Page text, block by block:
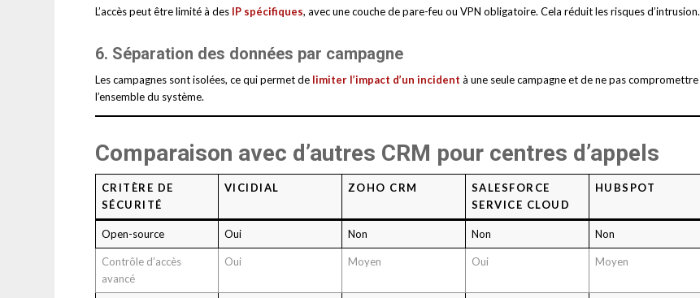
L’accès peut être limité à des IP spécifiques, avec une couche de pare-feu ou VPN obligatoire. Cela réduit les risques d’intrusion.
6. Séparation des données par campagne
Les campagnes sont isolées, ce qui permet de limiter l’impact d’un incident à une seule campagne et de ne pas compromettre
l’ensemble du système.
Comparaison avec d’autres CRM pour centres d’appels
CRITÈRE DE
SÉCURITÉ
VICIDIAL ZOHO CRM
SALESFORCE
SERVICE CLOUD
HUBSPOT
Open-source Oui Non Non Non
Contrôle d’accès
avancé
Oui Moyen Oui Moyen